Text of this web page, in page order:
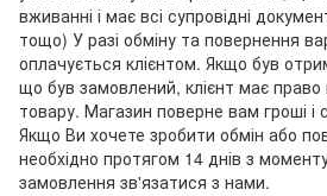
вживанні і має всі супровідні
тощо) У разі обміну та повернення
оплачується клієнтом. Якщо був
що був замовлений, клієнт має право
товару. Магазин поверне вам гроші і
Якщо Ви хочете зробити обмін або
необхідно протягом 14 днів з
замовлення зв'язатися з нами.